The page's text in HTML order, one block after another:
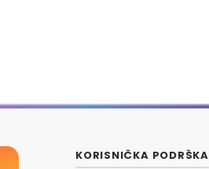
KORISNIČKA PODRŠKA